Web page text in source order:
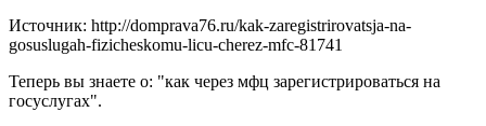
Источник: http://domprava76.ru/kak-zaregistrirovatsja-na-
gosuslugah-fizicheskomu-licu-cherez-mfc-81741
Теперь вы знаете о: "как через мфц зарегистрироваться на
госуслугах".